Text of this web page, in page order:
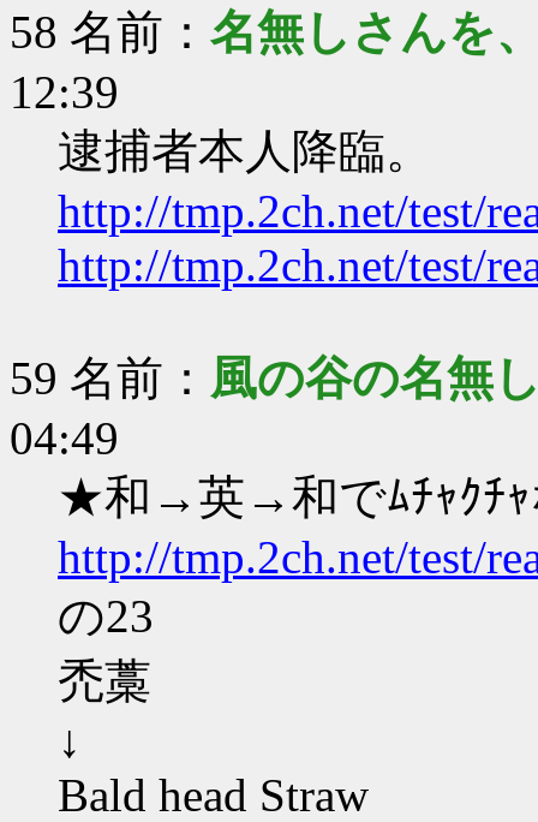
58 名前： 名無しさんを
12:39
逮捕者本人降臨。
http://tmp.2ch.net/test/
http://tmp.2ch.net/test/
59 名前： 風の谷の名無
04:49
★和→英→和でﾑﾁｬｸﾁｬ
http://tmp.2ch.net/test/
の23
禿藁
↓
Bald head Straw